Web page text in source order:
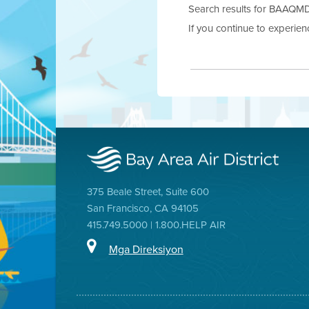
Search results for
If you continue to
375 Beale Street, Suite 600
San Francisco, CA 94105
415.749.5000 | 1.800.HELP AIR
Mga Direksiyon